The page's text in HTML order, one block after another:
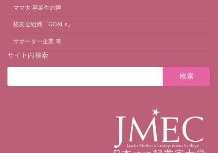
ママ大 卒業生の声
校友会組織「GOALs」
サポーター企業 等
サイト内検索
検